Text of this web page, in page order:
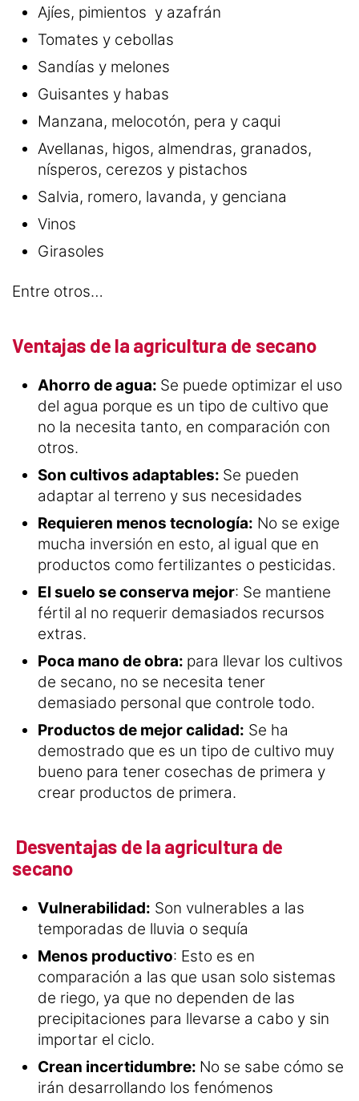
Ajíes, pimientos y azafrán
Tomates y cebollas
Sandías y melones
Guisantes y habas
Manzana, melocotón, pera y caqui
Avellanas, higos, almendras, granados,
nísperos, cerezos y pistachos
Salvia, romero, lavanda, y genciana
Vinos
Girasoles
Entre otros…
Ventajas de la agricultura de secano
Ahorro de agua: Se puede optimizar el uso
del agua porque es un tipo de cultivo que
no la necesita tanto, en comparación con
otros.
Son cultivos adaptables: Se pueden
adaptar al terreno y sus necesidades
Requieren menos tecnología: No se exige
mucha inversión en esto, al igual que en
productos como fertilizantes o pesticidas.
El suelo se conserva mejor: Se mantiene
fértil al no requerir demasiados recursos
extras.
Poca mano de obra: para llevar los cultivos
de secano, no se necesita tener
demasiado personal que controle todo.
Productos de mejor calidad: Se ha
demostrado que es un tipo de cultivo muy
bueno para tener cosechas de primera y
crear productos de primera.
Desventajas de la agricultura de
secano
Vulnerabilidad: Son vulnerables a las
temporadas de lluvia o sequía
Menos productivo: Esto es en
comparación a las que usan solo sistemas
de riego, ya que no dependen de las
precipitaciones para llevarse a cabo y sin
importar el ciclo.
Crean incertidumbre: No se sabe cómo se
irán desarrollando los fenómenos